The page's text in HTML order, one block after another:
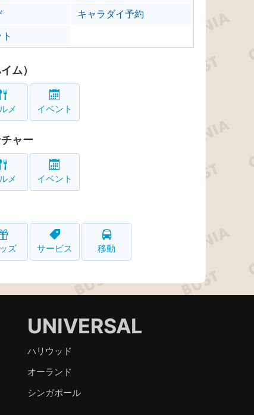
キャラダイ予約
ム）
メ イベント
ャー
メ イベント
ズ サービス 移動
UNIVERSAL
ハリウッド
オーランド
シンガポール